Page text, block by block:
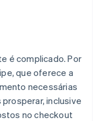
é complicado. Por
que oferece a
necessárias
inclusive
no checkout